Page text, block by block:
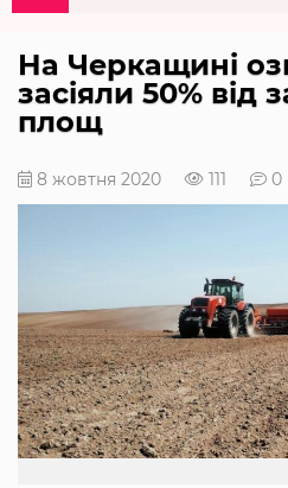
На Черкащині
засіяли 50% від
площ
8 жовтня 2020 111 0